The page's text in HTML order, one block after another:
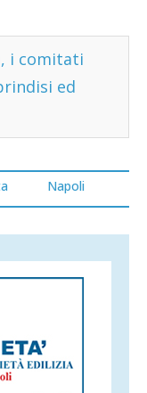
i comitati
ed
Napoli